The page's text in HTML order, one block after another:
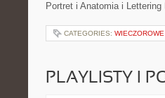
Portret i Anatomia i
CATEGORIES:
PLAYLISTY I